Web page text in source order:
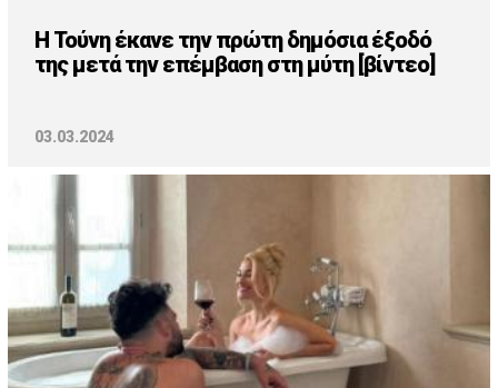
H Τούνη έκανε την πρώτη δημόσια έξοδό
της μετά την επέμβαση στη μύτη [βίντεο]
03.03.2024